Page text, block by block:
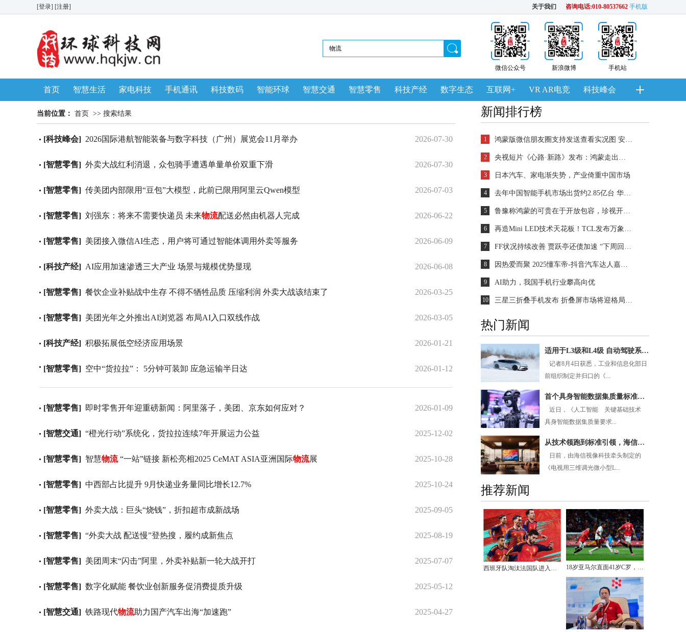
[登录] [注册] 关于我们 咨询电话:010-80537662 手机版
手机站
新浪微博
微信公众号
首页 智慧生活 家电科技 手机通讯 科技数码 智能环球 智慧交通 智慧零售 科技产经 数字生态 互联网+ VR AR电竞 科技峰会
生活消费 AWE 家博会 新闻排行榜
1 鸿蒙版微信朋友圈支持发送查看实况图 安装量超2700万
2 央视短片《心路·新路》发布：鸿蒙走出一条中国科技的新路
3 日本汽车、家电渐失势，产业倚重中国市场
4 去年中国智能手机市场出货约2.85亿台 华为登顶
5 鲁豫称鸿蒙的可贵在于开放包容，珍视开发者的每一个“好想法”
6 再造Mini LED技术天花板！TCL发布万象分区等重磅新技术
7 FF状况持续改善 贾跃亭还债加速 “下周回国”又近一步？
8 因热爱而聚 2025懂车帝-抖音汽车达人嘉年华年终派对圆满收官
9 AI助力，我国手机行业攀高向优
10 三星三折叠手机发布 折叠屏市场将迎格局重塑？
热门新闻
适用于L3级和L4级 自动驾驶系统安全要求国标发布
记者8月4日获悉，工业和信息化部日
前组织制定并归口的《...
首个具身智能数据集质量标准发布
近日，《人工智能 关键基础技术
具身智能数据集质量要求...
从技术领跑到标准引领，海信牵头制定我国首个RGB-Mini LED行业标准
日前，由海信视像科技牵头制定的
《电视用三维调光微小型L...
推荐新闻
西班牙队淘汰法国队进入决赛，华帝承诺的青瓷和金球，该准备了！ 18岁亚马尔直面41岁C罗，华帝的“玄学”能否奏凯？
当前位置： 首页 >> 搜索结果
2026-07-30
[科技峰会] 2026国际港航智能装备与数字科技（广州）展览会11月举办
2026-07-30
[智慧零售] 外卖大战红利消退，众包骑手遭遇单量单价双重下滑
2026-07-03
[智慧零售] 传美团内部限用“豆包”大模型，此前已限用阿里云Qwen模型
2026-06-22
[智慧零售] 刘强东：将来不需要快递员 未来物流配送必然由机器人完成
2026-06-09
[智慧零售] 美团接入微信AI生态，用户将可通过智能体调用外卖等服务
2026-06-08
[科技产经] AI应用加速渗透三大产业 场景与规模优势显现
2026-03-25
[智慧零售] 餐饮企业补贴战中生存 不得不牺牲品质 压缩利润 外卖大战该结束了
2026-03-05
[智慧零售] 美团光年之外推出AI浏览器 布局AI入口双线作战
2026-01-21
[科技产经] 积极拓展低空经济应用场景
2026-01-12
[智慧零售] 空中“货拉拉”： 5分钟可装卸 应急运输半日达
2026-01-09
[智慧零售] 即时零售开年迎重磅新闻：阿里落子，美团、京东如何应对？
2025-12-02
[智慧交通] “橙光行动”系统化，货拉拉连续7年开展运力公益
2025-10-28
[智慧零售] 智慧物流“一站”链接 新松亮相2025 CeMAT ASIA亚洲国际物流展
2025-10-24
[智慧零售] 中西部占比提升 9月快递业务量同比增长12.7%
2025-09-05
[智慧零售] 外卖大战：巨头“烧钱”，折扣超市成新战场
2025-08-19
[智慧零售] “外卖大战 配送慢”登热搜，履约成新焦点
2025-07-07
[智慧零售] 美团周末“闪击”阿里，外卖补贴新一轮大战开打
2025-05-12
[智慧零售] 数字化赋能 餐饮业创新服务促消费提质升级
2025-04-27
[智慧交通] 铁路现代物流助力国产汽车出海“加速跑”